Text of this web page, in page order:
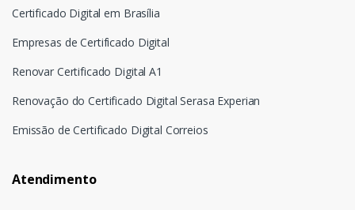
Certificado Digital em Brasília
Empresas de Certificado Digital
Renovar Certificado Digital A1
Renovação do Certificado Digital Serasa Experian
Emissão de Certificado Digital Correios
Atendimento